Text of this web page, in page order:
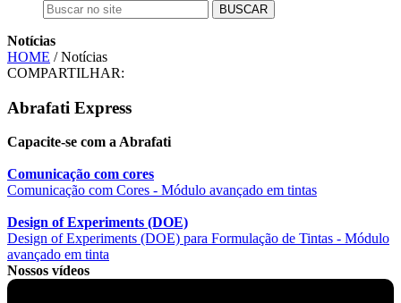
BUSCAR
Notícias
HOME / Notícias
COMPARTILHAR:
Abrafati Express
Capacite-se com a Abrafati
Comunicação com cores
Comunicação com Cores - Módulo avançado em tintas
Design of Experiments (DOE)
Design of Experiments (DOE) para Formulação de Tintas - Módulo
avançado em tinta
Nossos vídeos